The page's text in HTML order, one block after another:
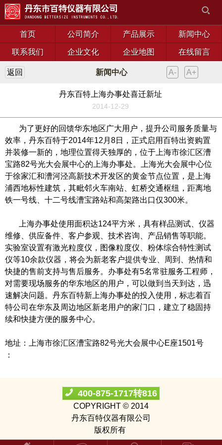
首页 公司简介 产品展示 新闻中心
联系我们 企业文化 企业地图 在线留言
返回 新闻中心 A- A+
丹东百特上海办事处喜迁新址
2014-12-29
为了更好的回馈华东地区广大用户，提升公司服务质量与
效率，丹东百特于2014年12月8日，正式启用百特出资购置
并装修一新的，地理位置得天独厚的，位于上海市徐汇区漕
宝路82号光大会展中心的上海办事处。上海光大会展中心位
于徐家汇和漕河泾高新技术开发区的黄金节点位置，是上海
浦西地标性建筑，其毗邻火车南站、虹桥交通枢纽，距离地
铁一号线、十二号线漕宝路站和高架路出口仅300米。
上海办事处使用面积达124平方米，具有样品测试、仪器
维修、供应备件、客户参观、技术咨询、产品销售等职能。
实验室设置有激光粒度仪，图像粒度仪、粉体综合特性测试
仪等10余款仪器，将会为新老客户提供专业、周到、热情和
快捷的售前支持与售后服务。办事处有5名常驻服务工程师，
对需要现场服务的华东地区的用户，可以做到当天到达，迅
速解决问题。丹东百特新上海办事处的投入使用，标志着百
特公司在华东及周边地区新老用户的家门口，建立了稳固持
续和快捷方便的服务中心。
地址：上海市徐汇区漕宝路82号光大会展中心E座1501号
：
400-875-1717转816
COPYRIGHT © 2014
丹东百特仪器有限公司
版权所有